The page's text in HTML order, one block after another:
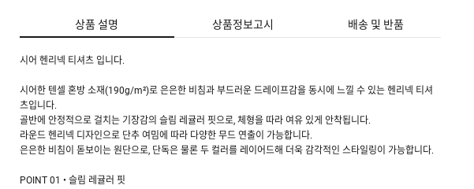
상품 설명 상품정보고시 배송 및 반품
시어 헨리넥 티셔츠 입니다.
시어한 텐셀 혼방 소재(190g/m²)로 은은한 비침과 부드러운 드레이프감을 동시에 느낄 수 있는 헨리넥 티셔
츠입니다.
골반에 안정적으로 걸치는 기장감의 슬림 레귤러 핏으로, 체형을 따라 여유 있게 안착됩니다.
라운드 헨리넥 디자인으로 단추 여밈에 따라 다양한 무드 연출이 가능합니다.
은은한 비침이 돋보이는 원단으로, 단독은 물론 두 컬러를 레이어드해 더욱 감각적인 스타일링이 가능합니다.
POINT 01 • 슬림 레귤러 핏